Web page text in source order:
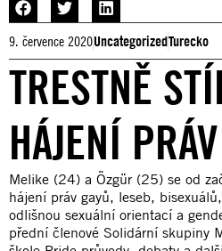
9. července 2020UncategorizedTurecko
TRESTNĚ
HÁJENÍ
Melike (24) a Özgür (25) se od
hájení práv gayů, leseb,
odlišnou sexuální orientací a
přední členové Solidární skupiny